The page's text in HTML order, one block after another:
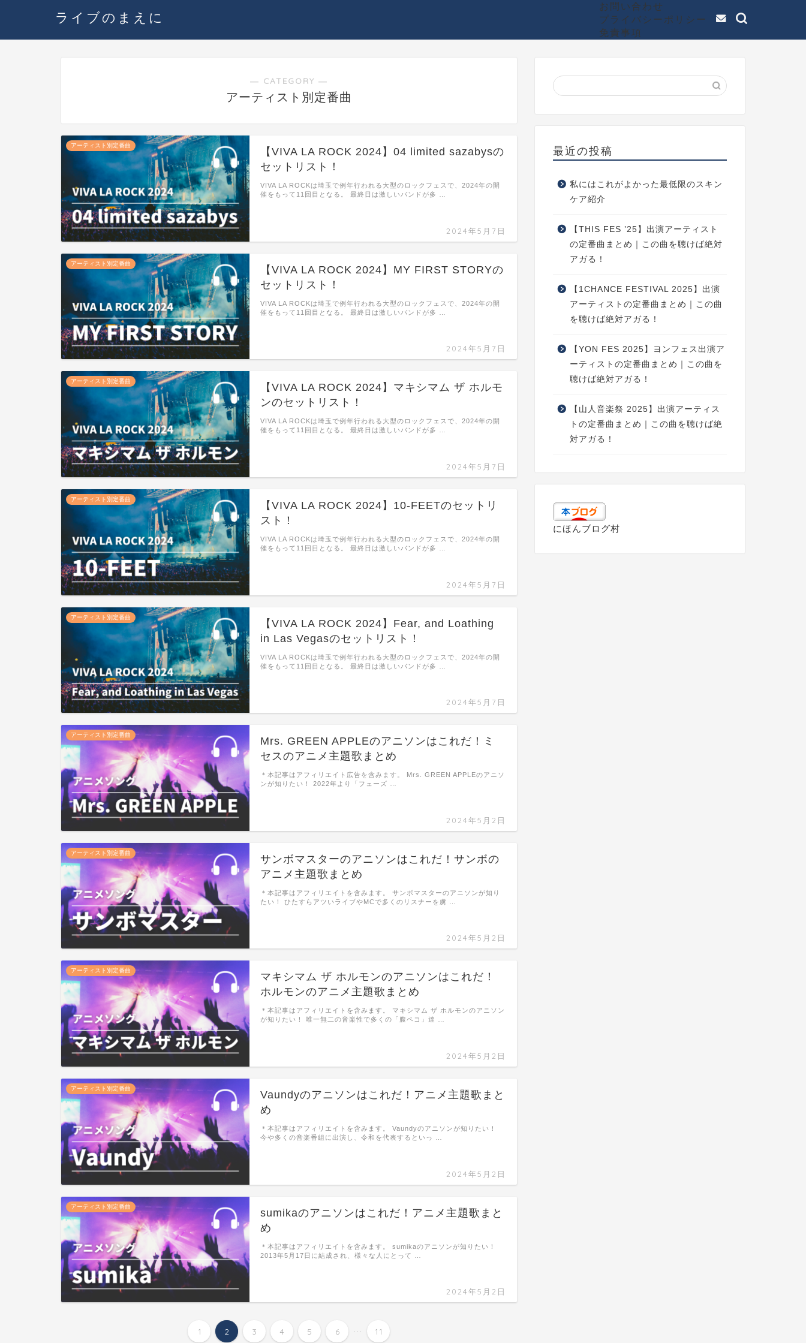
ライブのまえに
お問い合わせ
プライバシーポリシー
免責事項
― CATEGORY ―
アーティスト別定番曲
アーティスト別定番曲
【VIVA LA ROCK 2024】04 limited sazabysの
セットリスト！
2024年5月7日
VIVA LA ROCKは埼玉で例年行われる大型のロックフェスで、2024年の開
催をもって11回目となる。 最終日は激しいバンドが多 …
アーティスト別定番曲
【VIVA LA ROCK 2024】MY FIRST STORYの
セットリスト！
2024年5月7日
VIVA LA ROCKは埼玉で例年行われる大型のロックフェスで、2024年の開
催をもって11回目となる。 最終日は激しいバンドが多 …
アーティスト別定番曲
【VIVA LA ROCK 2024】マキシマム ザ ホルモ
ンのセットリスト！
2024年5月7日
VIVA LA ROCKは埼玉で例年行われる大型のロックフェスで、2024年の開
催をもって11回目となる。 最終日は激しいバンドが多 …
アーティスト別定番曲
【VIVA LA ROCK 2024】10-FEETのセットリ
スト！
2024年5月7日
VIVA LA ROCKは埼玉で例年行われる大型のロックフェスで、2024年の開
催をもって11回目となる。 最終日は激しいバンドが多 …
アーティスト別定番曲
【VIVA LA ROCK 2024】Fear, and Loathing
in Las Vegasのセットリスト！
2024年5月7日
VIVA LA ROCKは埼玉で例年行われる大型のロックフェスで、2024年の開
催をもって11回目となる。 最終日は激しいバンドが多 …
アーティスト別定番曲
Mrs. GREEN APPLEのアニソンはこれだ！ミ
セスのアニメ主題歌まとめ
2024年5月2日
＊本記事はアフィリエイト広告を含みます。 Mrs. GREEN APPLEのアニソ
ンが知りたい！ 2022年より「フェーズ …
アーティスト別定番曲
サンボマスターのアニソンはこれだ！サンボの
アニメ主題歌まとめ
2024年5月2日
＊本記事はアフィリエイトを含みます。 サンボマスターのアニソンが知り
たい！ ひたすらアツいライブやMCで多くのリスナーを虜 …
アーティスト別定番曲
マキシマム ザ ホルモンのアニソンはこれだ！
ホルモンのアニメ主題歌まとめ
2024年5月2日
＊本記事はアフィリエイトを含みます。 マキシマム ザ ホルモンのアニソン
が知りたい！ 唯一無二の音楽性で多くの「腹ペコ」達 …
アーティスト別定番曲
Vaundyのアニソンはこれだ！アニメ主題歌まと
め
2024年5月2日
＊本記事はアフィリエイトを含みます。 Vaundyのアニソンが知りたい！
今や多くの音楽番組に出演し、令和を代表するといっ …
アーティスト別定番曲
sumikaのアニソンはこれだ！アニメ主題歌まと
め
2024年5月2日
＊本記事はアフィリエイトを含みます。 sumikaのアニソンが知りたい！
2013年5月17日に結成され、様々な人にとって …
1 2 3 4 5 6 ... 11
最近の投稿
私にはこれがよかった最低限のスキン
ケア紹介
【THIS FES ’25】出演アーティスト
の定番曲まとめ｜この曲を聴けば絶対
アガる！
【1CHANCE FESTIVAL 2025】出演
アーティストの定番曲まとめ｜この曲
を聴けば絶対アガる！
【YON FES 2025】ヨンフェス出演ア
ーティストの定番曲まとめ｜この曲を
聴けば絶対アガる！
【山人音楽祭 2025】出演アーティス
トの定番曲まとめ｜この曲を聴けば絶
対アガる！
にほんブログ村